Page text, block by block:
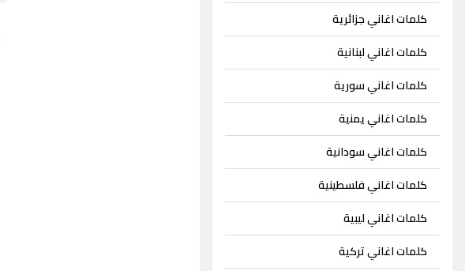
كلمات اغاني جزائرية
كلمات اغاني لبنانية
كلمات اغاني سورية
كلمات اغاني يمنية
كلمات اغاني سودانية
كلمات اغاني فلسطينية
كلمات اغاني ليبية
كلمات اغاني تركية